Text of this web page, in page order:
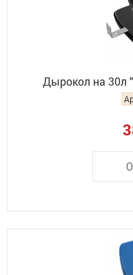
Дырокол на 30л